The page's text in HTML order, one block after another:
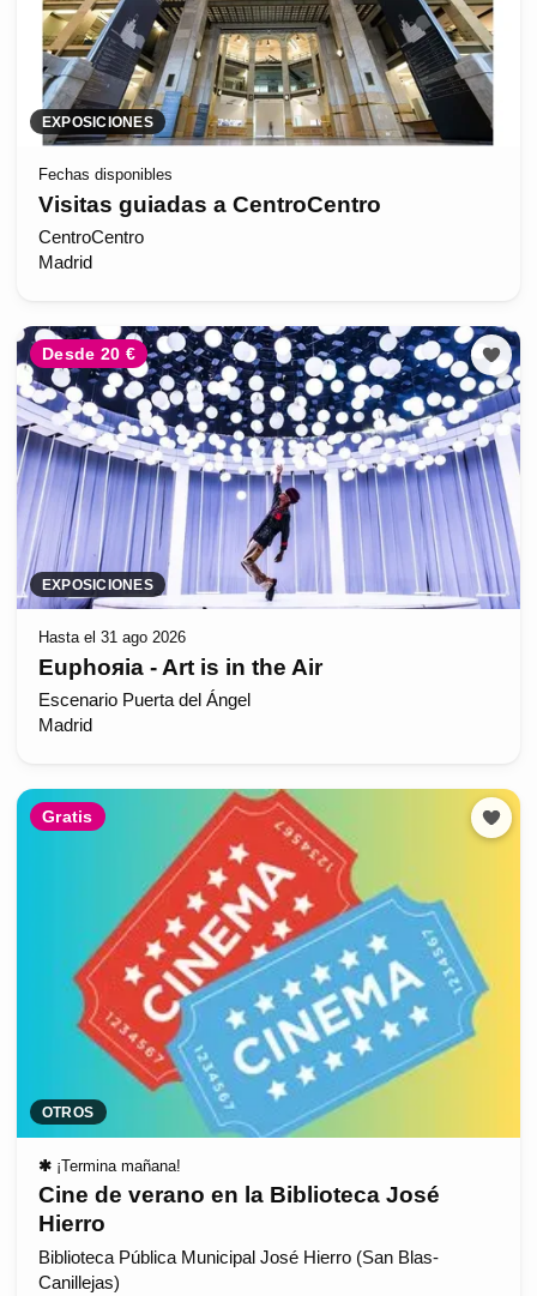
EXPOSICIONES
Fechas disponibles
Visitas guiadas a CentroCentro
CentroCentro
Madrid
Desde 20 €
EXPOSICIONES
Hasta el 31 ago 2026
Euphoяia - Art is in the Air
Escenario Puerta del Ángel
Madrid
Gratis
OTROS
✱ ¡Termina mañana!
Cine de verano en la Biblioteca José
Hierro
Biblioteca Pública Municipal José Hierro (San Blas-
Canillejas)